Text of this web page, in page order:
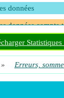
données
données compte
» Erreurs,